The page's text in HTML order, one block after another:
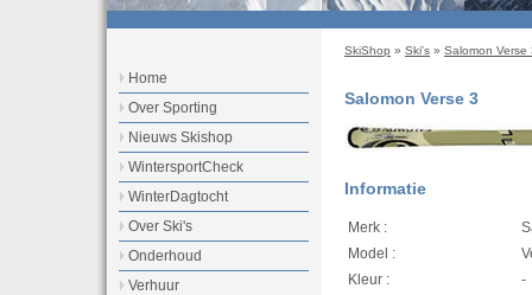
SkiShop » Ski's » Salomon Verse
Salomon Verse 3
Informatie
Merk :
Model :
Kleur :
-
Home
Over Sporting
Nieuws Skishop
WintersportCheck
WinterDagtocht
Over Ski's
Onderhoud
Verhuur